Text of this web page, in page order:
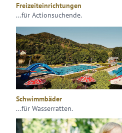
Freizeiteinrichtungen
...für Actionsuchende.
Schwimmbäder
...für Wasserratten.